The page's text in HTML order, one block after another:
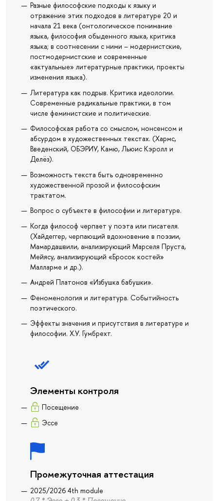
Разные философские подходы к языку и
отражение этих подходов в литературе 20 и
начала 21 века (онтологическое понимание
языка, философия обыденного языка, критика
языка; в соотнесении с ними – модернистские,
постмодернистские и современные
«актуальные» литературные практики, проекты
изменения языка).
Литература как подрыв. Критика идеологии.
Современные радикальные практики, в том
числе феминистские и политические.
Философская работа со смыслом, нонсенсом и
абсурдом в художественных текстах. (Хармс,
Введенский, ОБЭРИУ, Камю, Льюис Кэролл и
Делёз).
Возможность текста быть одновременно
художественной прозой и философским
трактатом.
Вопрос о субъекте в философии и литературе.
Когда философ черпает у поэта или писателя.
(Хайдеггер, черпающий вдохновение в поэзии,
Мамардашвили, анализирующий Марселя Пруста,
Мейясу, анализирующий «Бросок костей»
Малларме и др.).
Андрей Платонов «Избушка бабушки».
Феноменология и литература. Событийность
поэтического.
Эффекты значения и присутствия в литературе и
философии. Х.У. Гумбрехт.
Элементы контроля
Посещение
Эссе
Промежуточная аттестация
2025/2026 4th module